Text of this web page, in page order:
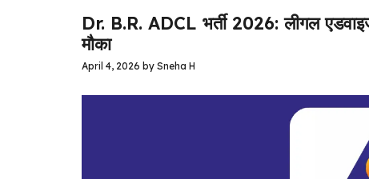
Dr. B.R. ADCL भर्ती 2026: लीगल
मौका
April 4, 2026 by Sneha H